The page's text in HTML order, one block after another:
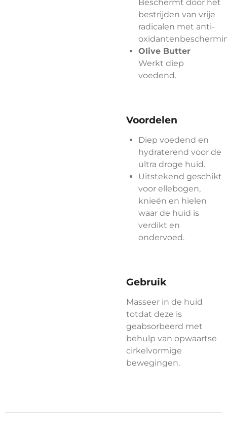
Beschermt door het
bestrijden van vrije
radicalen met anti-
Olive Butter
Werkt diep
voedend.
Voordelen
Diep voedend en
hydraterend voor de
ultra droge huid.
Uitstekend geschikt
voor ellebogen,
knieën en hielen
waar de huid is
verdikt en
ondervoed.
Gebruik
Masseer in de huid
totdat deze is
geabsorbeerd met
behulp van opwaartse
cirkelvormige
bewegingen.